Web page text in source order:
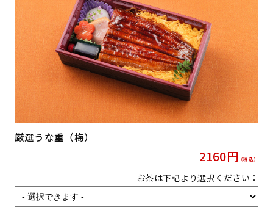
厳選うな重（梅）
2160円 （税込）
お茶は下記より選択ください：